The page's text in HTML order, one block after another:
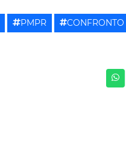
PMPR CONFRONTO